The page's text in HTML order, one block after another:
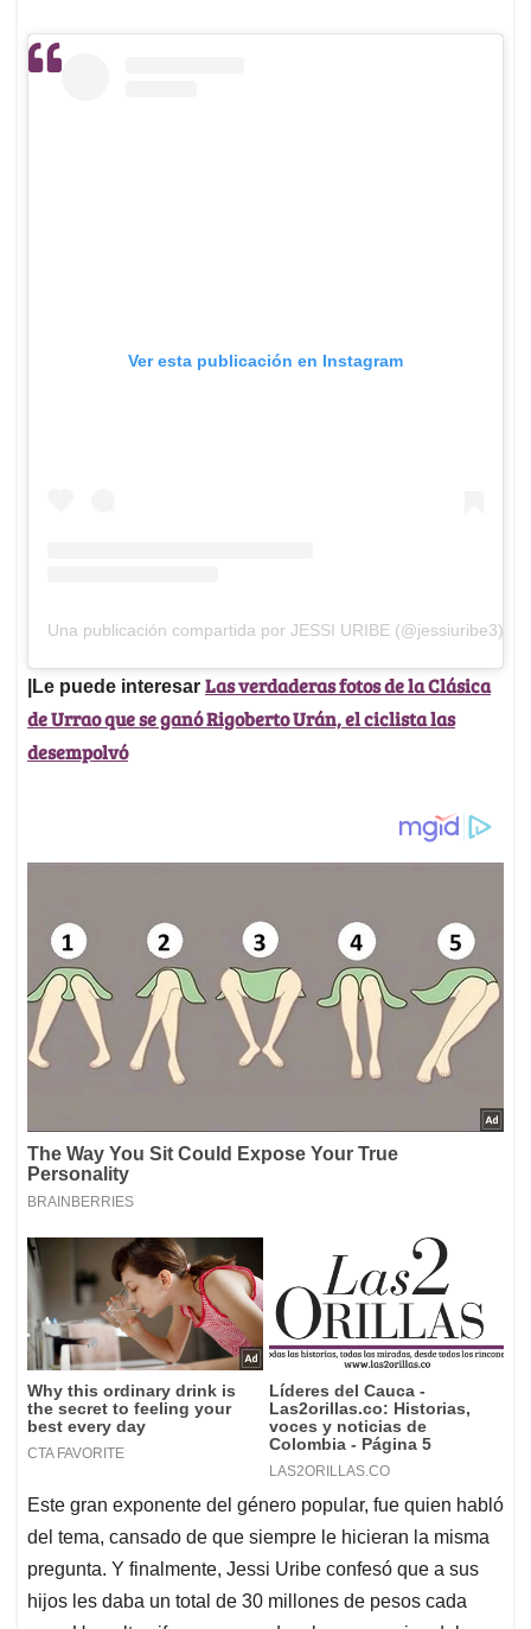
Ver esta publicación en Instagram
Una publicación compartida por JESSI URIBE (@jessiuribe3)
|Le puede interesar Las verdaderas fotos de la Clásica
de Urrao que se ganó Rigoberto Urán, el ciclista las
desempolvó
Este gran exponente del género popular, fue quien habló
del tema, cansado de que siempre le hicieran la misma
pregunta. Y finalmente, Jessi Uribe confesó que a sus
hijos les daba un total de 30 millones de pesos cada